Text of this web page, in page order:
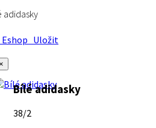
adidasky
Uložit
Bílé adidasky
38/2